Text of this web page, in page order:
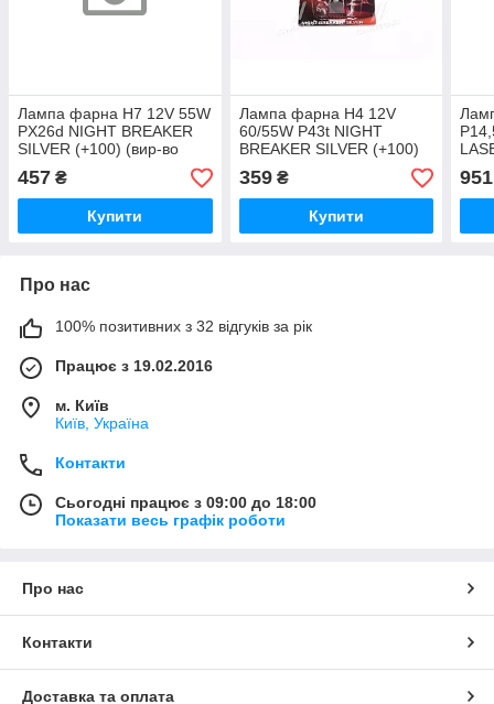
Лампа фарна H7 12V 55W
PX26d NIGHT BREAKER
SILVER (+100) (вир-во
457 ₴
Купити
Лампа фарна H4 12V
60/55W P43t NIGHT
BREAKER SILVER (+100)
64193NBS-01B UA51
359₴
Купити
951
Про нас
100% позитивних з 32 відгуків за рік
Працює з 19.02.2016
м. Київ
Київ, Україна
Контакти
Сьогодні працює з 09:00 до 18:00
Показати весь графік роботи
Про нас
Контакти
Доставка та оплата